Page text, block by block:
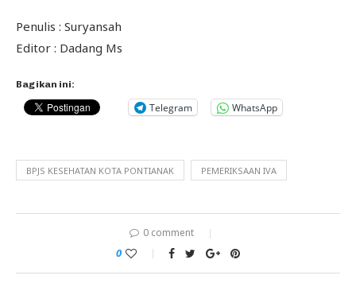
Penulis : Suryansah
Editor : Dadang Ms
Bagikan ini:
Telegram WhatsApp
BPJS KESEHATAN KOTA PONTIANAK PEMERIKSAAN IVA
0 comment
0